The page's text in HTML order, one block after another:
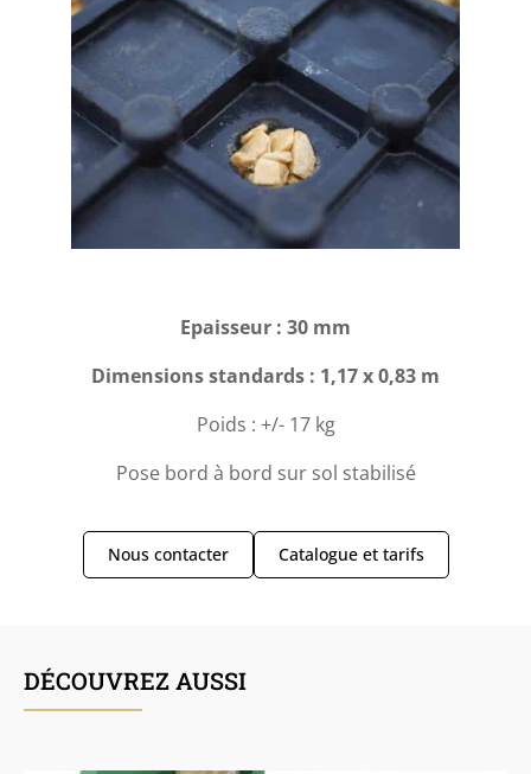
Epaisseur : 30 mm
Dimensions standards : 1,17 x 0,83 m
Poids : +/- 17 kg
Pose bord à bord sur sol stabilisé
Nous contacter Catalogue et tarifs
DÉCOUVREZ AUSSI